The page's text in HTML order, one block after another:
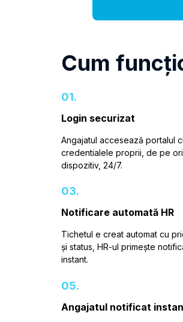
Cum
01.
Login securizat
Angajatul accesează portalul
credentialele proprii, de pe
dispozitiv, 24/7.
03.
Notificare automată HR
Tichetul e creat automat cu
și status, HR-ul primește
instant.
05.
Angajatul notificat